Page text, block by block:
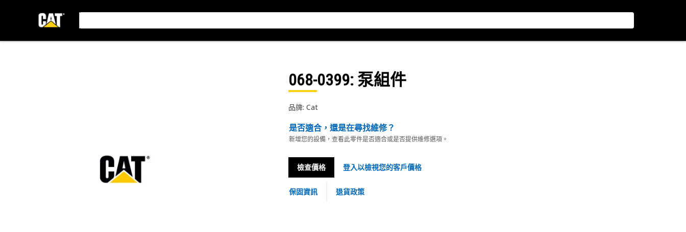
068-0399: 泵組件
品牌: Cat
是否適合，還是在尋找維修？
新增您的設備，查看此零件是否適合或是否提供維修選項。
檢查價格 登入以檢視您的客戶價格
保固資訊 退貨政策